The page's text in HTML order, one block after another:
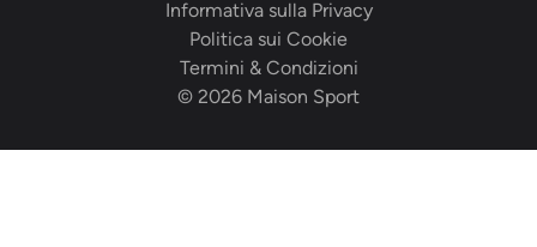
© 2026 Maison Sport
Termini & Condizioni
Politica sui Cookie
Informativa sulla Privacy